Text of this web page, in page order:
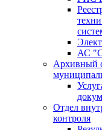
АС
Архивный
Отдел
контроля